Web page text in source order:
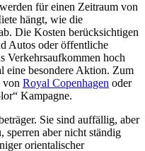
für einen Zeitraum von
hängt, wie die
Die Kosten berücksichtigen
Autos oder öffentliche
Verkehrsaufkommen hoch
eine besondere Aktion. Zum
von Royal Copenhagen oder
Kampagne.
Sie sind auffällig, aber
aber nicht ständig
orientalischer